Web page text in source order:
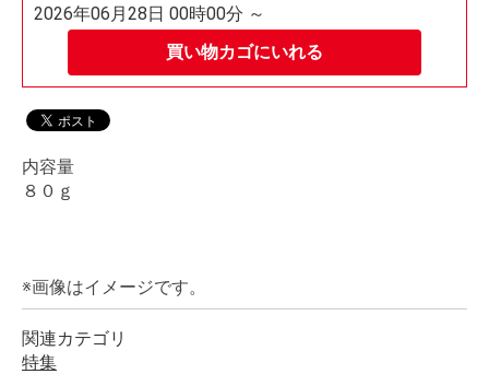
買い物カゴにいれる
2026年06月28日 00時00分 ～
内容量
８０ｇ
※画像はイメージです。
関連カテゴリ
特集